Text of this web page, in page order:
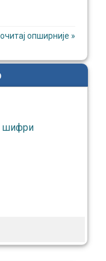
опширније »
шифри